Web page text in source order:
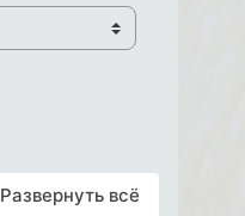
Развернуть всё